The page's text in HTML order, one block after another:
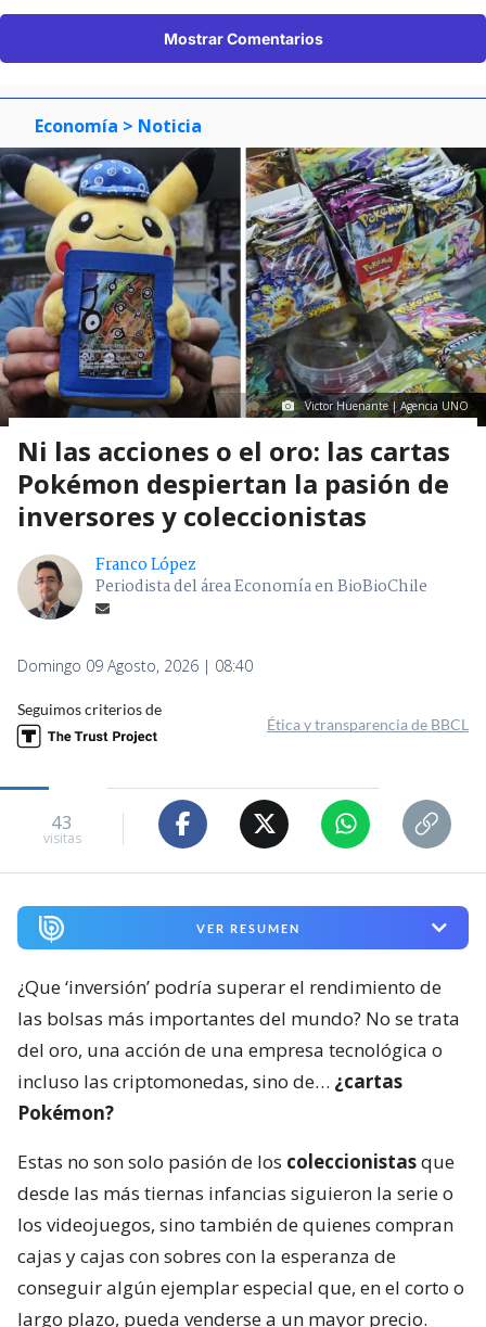
Mostrar Comentarios
Economía > Noticia
Victor Huenante | Agencia UNO
Ni las acciones o el oro: las cartas
Pokémon despiertan la pasión de
inversores y coleccionistas
Franco López
Periodista del área Economía en BioBioChile
Domingo 09 Agosto, 2026 | 08:40
Seguimos criterios de
Ética y transparencia de BBCL
43
visitas
VER RESUMEN
¿Que ‘inversión’ podría superar el rendimiento de
las bolsas más importantes del mundo? No se trata
del oro, una acción de una empresa tecnológica o
incluso las criptomonedas, sino de… ¿cartas
Pokémon?
Estas no son solo pasión de los coleccionistasque
desde las más tiernas infancias siguieron la serie o
los videojuegos, sino también de quienes compran
cajas y cajas con sobres con la esperanza de
conseguir algún ejemplar especial que, en el corto o
largo plazo, pueda venderse a un mayor precio.